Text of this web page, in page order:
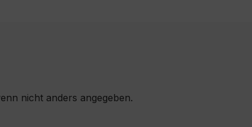
nicht anders angegeben.